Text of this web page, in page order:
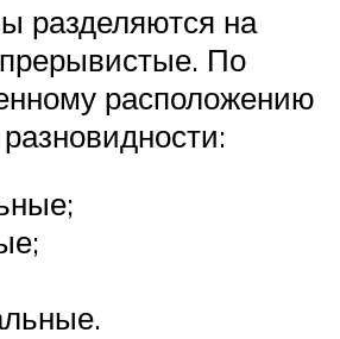
разделяются на
По
расположению